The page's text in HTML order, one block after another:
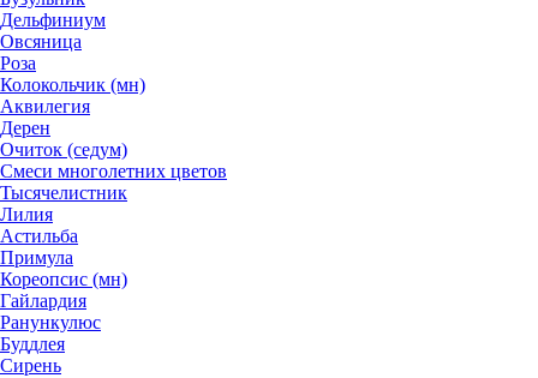
Дельфиниум
Овсяница
Роза
Колокольчик (мн)
Аквилегия
Дерен
Очиток (седум)
Смеси многолетних цветов
Тысячелистник
Лилия
Астильба
Примула
Кореопсис (мн)
Гайлардия
Ранункулюс
Буддлея
Сирень